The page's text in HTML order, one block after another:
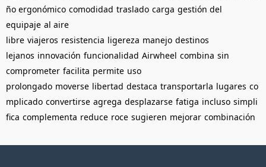
ño ergonómico comodidad traslado carga gestión del
equipaje al aire
libre viajeros resistencia ligereza manejo destinos
lejanos innovación funcionalidad Airwheel combina sin
comprometer facilita permite uso
prolongado moverse libertad destaca transportarla lugares co
mplicado convertirse agrega desplazarse fatiga incluso simpli
fica complementa reduce roce sugieren mejorar combinación